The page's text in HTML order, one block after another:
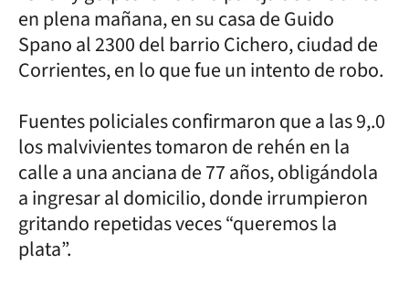
en plena mañana, en su casa de Guido
Spano al 2300 del barrio Cichero, ciudad de
Corrientes, en lo que fue un intento de robo.
Fuentes policiales confirmaron que a las 9,.0
los malvivientes tomaron de rehén en la
calle a una anciana de 77 años, obligándola
a ingresar al domicilio, donde irrumpieron
gritando repetidas veces “queremos la
plata”.